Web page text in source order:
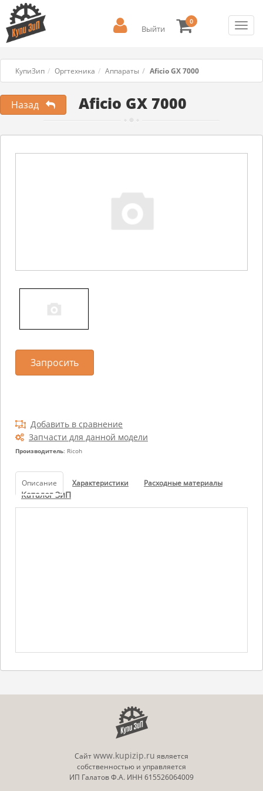
Выйти
0
КупиЗип Оргтехника Аппараты Aficio GX 7000
Aficio GX 7000
Назад
Добавить в сравнение
Запчасти для данной модели
Производитель: Ricoh
Запросить
Описание Характеристики Расходные материалы
Каталог ЗиП
Сайтwww.kupizip.ru является
собственностью и управляется
ИП Галатов Ф.А. ИНН 615526064009